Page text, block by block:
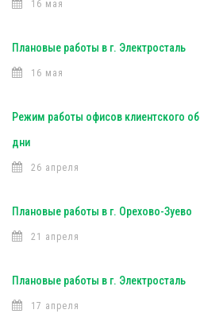
16 мая
Плановые работы в г. Электросталь
16 мая
Режим работы офисов клиентского
дни
26 апреля
Плановые работы в г. Орехово-Зуево
21 апреля
Плановые работы в г. Электросталь
17 апреля